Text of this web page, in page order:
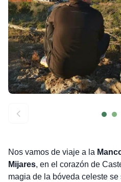
Nos vamos de viaje a la
Mijares, en el corazón de
magia de la bóveda celeste se